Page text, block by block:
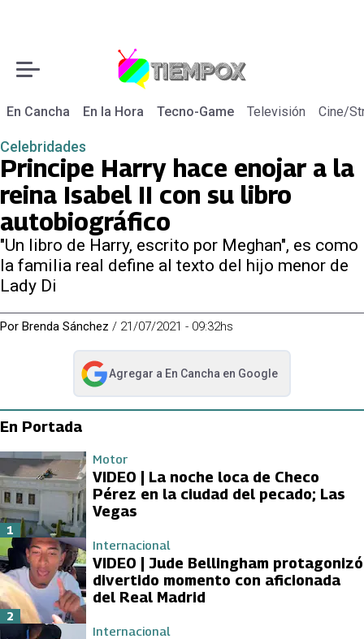
En Cancha En la Hora Tecno-Game Televisión Cine/
Celebridades
Principe Harry hace enojar a la
reina Isabel II con su libro
autobiográfico
"Un libro de Harry, escrito por Meghan", es como
la familia real define al texto del hijo menor de
Lady Di
Por Brenda Sánchez / 21/07/2021 - 09:32hs
Agregar a En Cancha en Google
abre en nueva pestaña
En Portada
Motor
VIDEO | La noche loca de Checo
Pérez en la ciudad del pecado; Las
Vegas
1
Internacional
VIDEO | Jude Bellingham protagonizó
divertido momento con aficionada
del Real Madrid
2
Internacional